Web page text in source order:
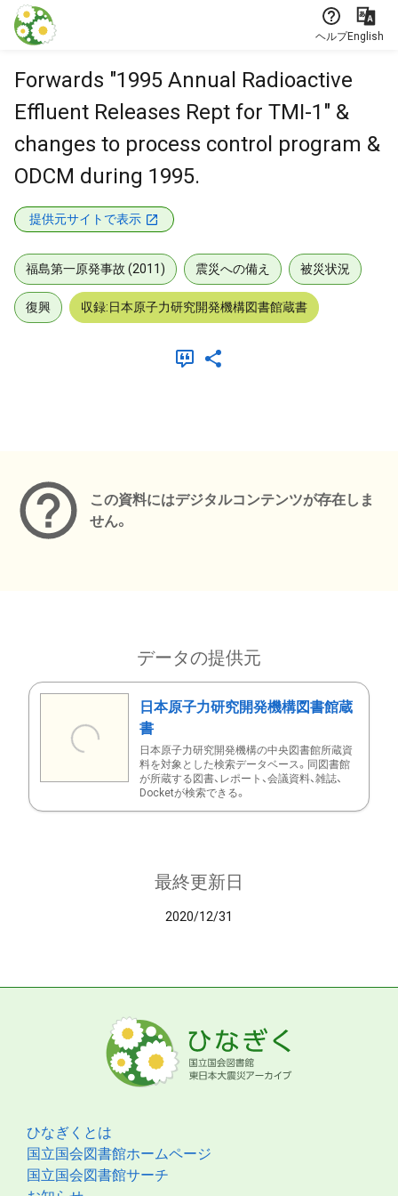
本文に飛ぶ
ヘルプEnglish
Forwards "1995 Annual Radioactive
Effluent Releases Rept for TMI-1" &
changes to process control program &
ODCM during 1995.
提供元サイトで表示
福島第一原発事故 (2011) 震災への備え 被災状況
復興 収録:日本原子力研究開発機構図書館蔵書
この資料にはデジタルコンテンツが存在しま
せん。
データの提供元
日本原子力研究開発機構図書館蔵
書
日本原子力研究開発機構の中央図書館所蔵資
料を対象とした検索データベース。同図書館
が所蔵する図書、レポート、会議資料、雑誌、
Docketが検索できる。
最終更新日
2020/12/31
ひなぎくとは
国立国会図書館ホームページ
国立国会図書館サーチ